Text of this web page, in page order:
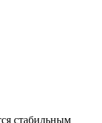
стабильным